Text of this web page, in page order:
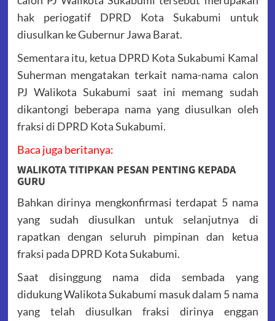
hak periogatif DPRD Kota Sukabumi untuk
diusulkan ke Gubernur Jawa Barat.
Sementara itu, ketua DPRD Kota Sukabumi Kamal
Suherman mengatakan terkait nama-nama calon
PJ Walikota Sukabumi saat ini memang sudah
dikantongi beberapa nama yang diusulkan oleh
fraksi di DPRD Kota Sukabumi.
Baca juga beritanya:
WALIKOTA TITIPKAN PESAN PENTING KEPADA
GURU
Bahkan dirinya mengkonfirmasi terdapat 5 nama
yang sudah diusulkan untuk selanjutnya di
rapatkan dengan seluruh pimpinan dan ketua
fraksi pada DPRD Kota Sukabumi.
Saat disinggung nama dida sembada yang
didukung Walikota Sukabumi masuk dalam 5 nama
yang telah diusulkan fraksi dirinya enggan